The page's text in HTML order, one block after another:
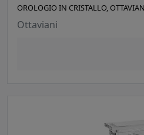
OROLOGIO IN CRISTALLO,
Ottaviani